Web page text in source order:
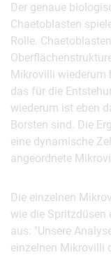
Der genaue
Chaetoblasten
Rolle.
Mikrovilli wiederum
das für die
wiederum ist eben
Borsten sind. Die
eine dynamische
angeordnete
Die einzelnen
wie die Spritzdüsen
aus: "Unsere
einzelnen Mikrovilli